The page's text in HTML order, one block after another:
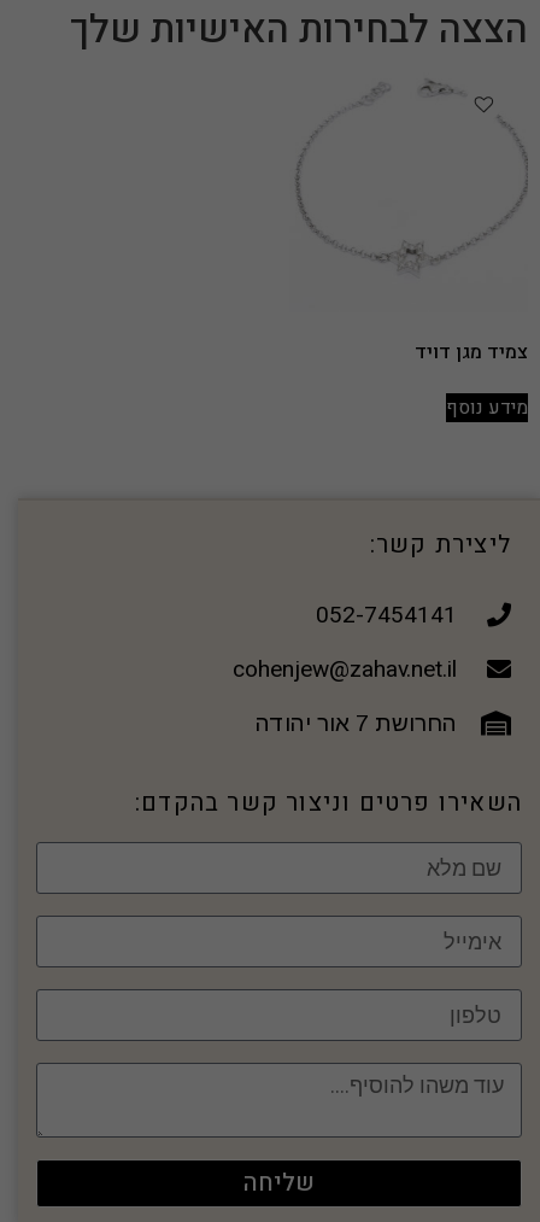
הצצה לבחירות האישיות שלך
צמיד מגן דויד
מידע נוסף
ליצירת קשר:
052-7454141
cohenjew@zahav.net.il
החרושת 7 אור יהודה
השאירו פרטים וניצור קשר בהקדם:
שליחה